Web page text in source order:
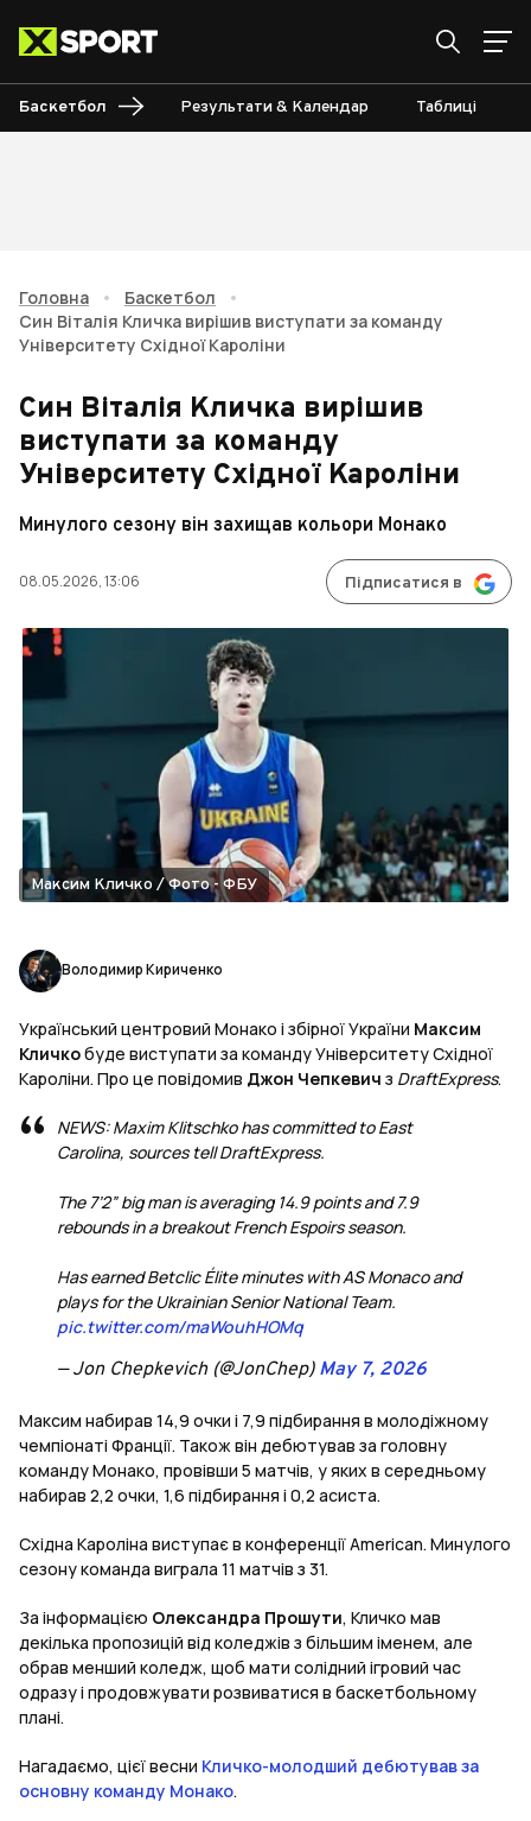
Баскетбол Результати & Календар Таблиці
Головна • Баскетбол
•
Син Віталія Кличка вирішив виступати за команду
Університету Східної Кароліни
Син Віталія Кличка вирішив
виступати за команду
Університету Східної Кароліни
Минулого сезону він захищав кольори Монако
08.05.2026, 13:06 Підписатися в
Максим Кличко / Фото - ФБУ
Володимир Кириченко
Український центровий Монако і збірної України Максим
Кличкобуде виступати за команду Університету Східної
Кароліни. Про це повідомив Джон Чепкевич з DraftExpress.
NEWS: Maxim Klitschko has committed to East
Carolina, sources tell DraftExpress.
The 7’2” big man is averaging 14.9 points and 7.9
rebounds in a breakout French Espoirs season.
Has earned Betclic Élite minutes with AS Monaco and
plays for the Ukrainian Senior National Team.
pic.twitter.com/maWouhHOMq
— Jon Chepkevich (@JonChep) May 7, 2026
Максим набирав 14,9 очки і 7,9 підбирання в молодіжному
чемпіонаті Франції. Також він дебютував за головну
команду Монако, провівши 5 матчів, у яких в середньому
набирав 2,2 очки, 1,6 підбирання і 0,2 асиста.
Східна Кароліна виступає в конференції American. Минулого
сезону команда виграла 11 матчів з 31.
За інформацією Олександра Прошути, Кличко мав
декілька пропозицій від коледжів з більшим іменем, але
обрав менший коледж, щоб мати солідний ігровий час
одразу і продовжувати розвиватися в баскетбольному
плані.
Нагадаємо, цієї весни Кличко-молодший дебютував за
основну команду Монако.